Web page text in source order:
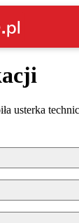
usterka